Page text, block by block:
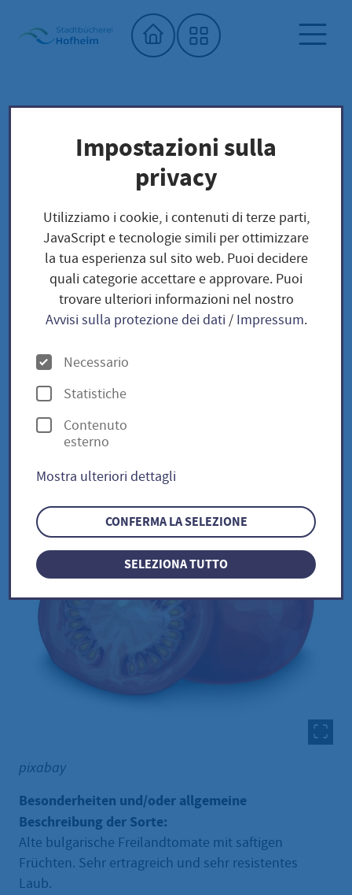
Home"
Biblioteca comunale
Biblioteca dei semi
Unser Saatgut: Aussaat - Ernte -
Fruchtgemüse
TOMATEN
Druschba / Solanum Lycopersicum
Druschba / Solanum
Lycopersicum
Druschba / Solanum
Lycopersicum
pixabay
Besonderheiten und/oder allgemeine
Beschreibung der Sorte:
Alte bulgarische Freilandtomate mit saftigen
Früchten. Sehr ertragreich und sehr resistentes
Laub.
Impostazioni sulla
privacy
Utilizziamo i cookie, i contenuti di terze parti,
JavaScript e tecnologie simili per ottimizzare
la tua esperienza sul sito web. Puoi decidere
quali categorie accettare e approvare. Puoi
trovare ulteriori informazioni nel nostro
Avvisi sulla protezione dei dati/ Impressum.
O
p
z
i
n
Necessario
Statistiche
Contenuto
esterno
Mostra ulteriori dettagli
CONFERMA LA SELEZIONE
SELEZIONA TUTTO